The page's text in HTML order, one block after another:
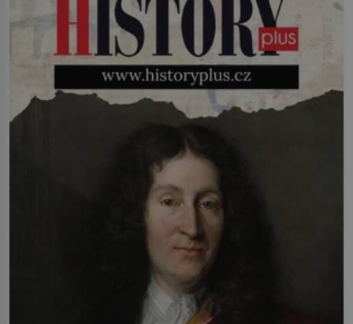
na […]
patří k nejstarším surovinám, s nimiž
lidstvo pracovalo. Chrání strom před
infekcí, hmyzem a vysycháním. Dá se
říct, že je to přírodní […]